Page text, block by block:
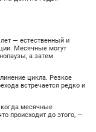
— естественный и
Месячные могут
а затем
цикла. Резкое
встречается редко и
когда месячные
происходит до этого, —